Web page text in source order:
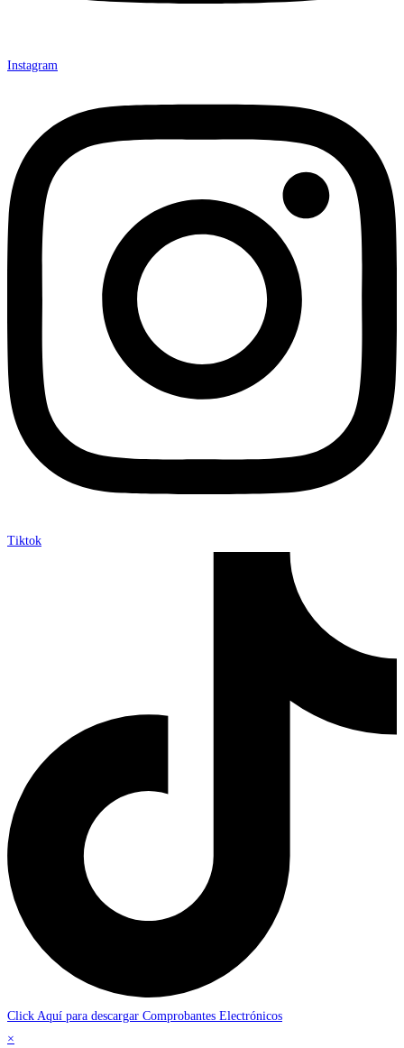
Instagram
Tiktok
Click Aquí para descargar Comprobantes Electrónicos
×